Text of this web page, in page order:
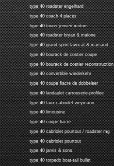
type 40 roadster engelhard
type 40 coach 4 places
type 40 tourer jensen motors
type 40 roadster bryan & malone
type 40 grand-sport lavocat & marsaud
type 40 bourack de costier coupe
type 40 bourack de costier reconstruction
type 40 convertible wiederkehr
type 40 coupe fiacre de dobbeleer
type 40 landaulet carrosserie-profilee
type 40 faux-cabriolet weymann
type 40 limousine
type 40 coupe fiacre
type 40 cabriolet pourtout / roadster mg
type 40 cabriolet pourtout
type 40 jarvis & sons
type 40 torpedo boat-tail bullet